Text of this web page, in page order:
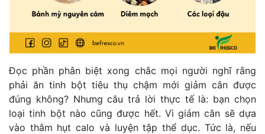
Đọc phần phân biệt xong chắc mọi người nghĩ rằng
phải ăn tinh bột tiêu thụ chậm mới giảm cân được
đúng không? Nhưng câu trả lời thực tế là: bạn chọn
loại tinh bột nào cũng được hết. Vì giảm cân sẽ dựa
vào thâm hụt calo và luyện tập thể dục. Tức là, nếu